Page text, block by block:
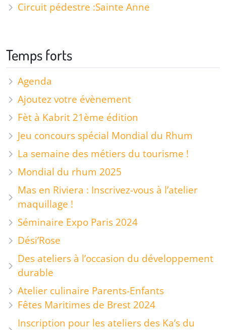
Circuit pédestre :Sainte Anne
Temps forts
Agenda
Ajoutez votre évènement
Fèt à Kabrit 21ème édition
Jeu concours spécial Mondial du Rhum
La semaine des métiers du tourisme !
Mondial du rhum 2025
Mas en Riviera : Inscrivez-vous à l’atelier
maquillage !
Séminaire Expo Paris 2024
Dési’Rose
Des ateliers à l’occasion du développement
durable
Atelier culinaire Parents-Enfants
Fêtes Maritimes de Brest 2024
Inscription pour les ateliers des Ka’s du